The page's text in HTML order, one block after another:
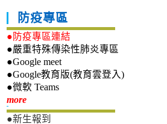
防疫專區
●防疫專區連結
●嚴重特殊傳染性肺炎專區
●Google meet
●Google教育版(教育雲登入)
●微軟 Teams
more新生專區
●新生報到